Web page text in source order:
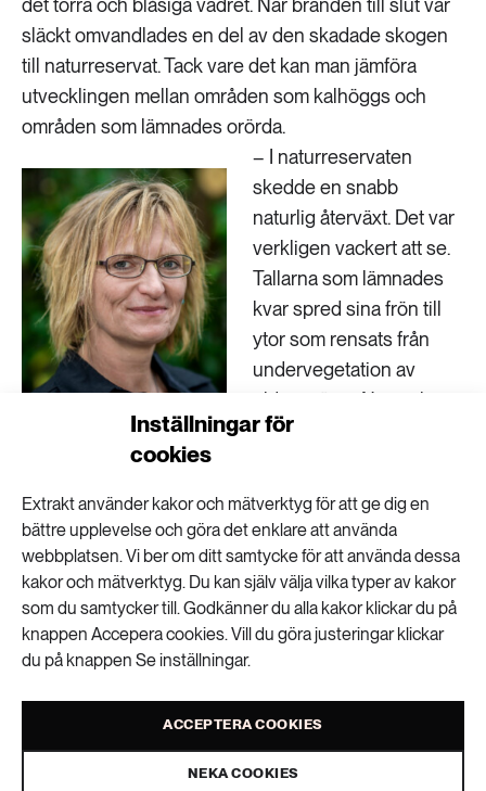
Inställningar för
cookies
Extrakt använder kakor och mätverktyg för att ge dig en
bättre upplevelse och göra det enklare att använda
webbplatsen. Vi ber om ditt samtycke för att använda dessa
kakor och mätverktyg. Du kan själv välja vilka typer av kakor
som du samtycker till. Godkänner du alla kakor klickar du på
knappen Accepera cookies. Vill du göra justeringar klickar
du på knappen Se inställningar.
ACCEPTERA COOKIES
NEKA COOKIES
det torra och blåsiga vädret. När branden till slut var
släckt omvandlades en del av den skadade skogen
till naturreservat. Tack vare det kan man jämföra
utvecklingen mellan områden som kalhöggs och
områden som lämnades orörda.
Natascha Kljun, professor vid
– I naturreservaten
skedde en snabb
naturlig återväxt. Det var
verkligen vackert att se.
Tallarna som lämnades
kvar spred sina frön till
ytor som rensats från
undervegetation av
elden, säger Natascha
Kljun.
projekt bygger vidare på tidigare studier i Ljusdal, om
hur skogar återhämtar sig efter bränder. Detta är en
av ett fåtal platser i Norden där man har mätt
kolupptaget i skog och mark efter en skogsbrand.
I det nya projektet ska Natascha Kljun och hennes
som alla brann 2018. Det handlar om skogar över